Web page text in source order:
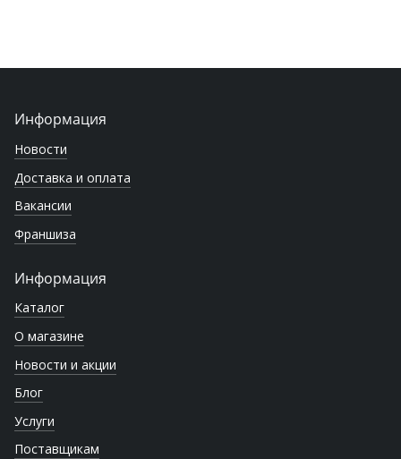
Информация
Новости
Доставка и оплата
Вакансии
Франшиза
Информация
Каталог
О магазине
Новости и акции
Блог
Услуги
Поставщикам